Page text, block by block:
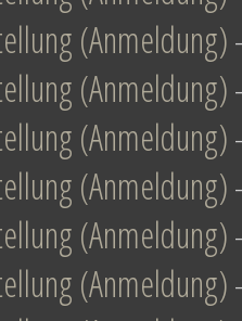
(Anmeldung)
(Anmeldung)
(Anmeldung)
(Anmeldung)
(Anmeldung)
(Anmeldung)